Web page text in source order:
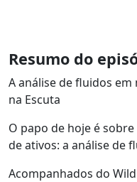
Resumo do
A análise de fluidos
na Escuta
O papo de hoje é
de ativos: a análise de
Acompanhados do